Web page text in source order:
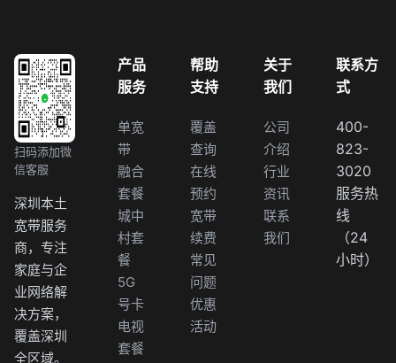
扫码添加微
信客服
深圳本土
宽带服务
商，专注
家庭与企
业网络解
决方案，
覆盖深圳
全区域。
产品
服务
单宽
带
融合
套餐
城中
村套
餐
5G
号卡
电视
套餐
帮助
支持
覆盖
查询
在线
预约
宽带
续费
常见
问题
优惠
活动
关于
我们
公司
介绍
行业
资讯
联系
我们
联系方
式
400-
823-
3020
服务热
线
（24
小时）